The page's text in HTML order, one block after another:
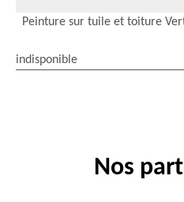
Peinture sur tuile et toiture
indisponible
Nos